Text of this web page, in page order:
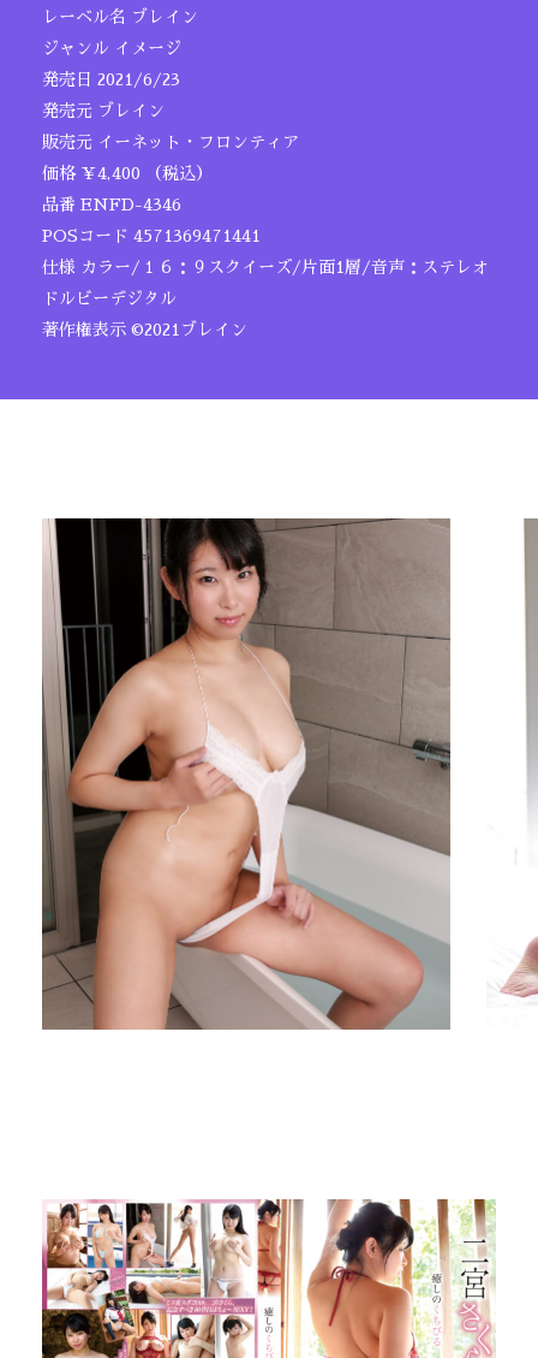
レーベル名 ブレイン
ジャンル イメージ
発売日 2021/6/23
発売元 ブレイン
販売元 イーネット・フロンティア
価格 ￥4,400 （税込）
品番 ENFD-4346
POSコード 4571369471441
仕様 カラー/１６：９スクイーズ/片面1層/音声：ステレオ
ドルビーデジタル
著作権表示 ©2021ブレイン